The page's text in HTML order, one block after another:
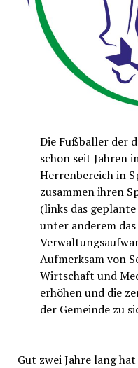
Die Fußballer der
schon seit Jahren
Herrenbereich in
zusammen ihren
(links das
unter anderem
Aufmerksam von
Wirtschaft und
erhöhen und die
der Gemeinde zu
Gut zwei Jahre lang